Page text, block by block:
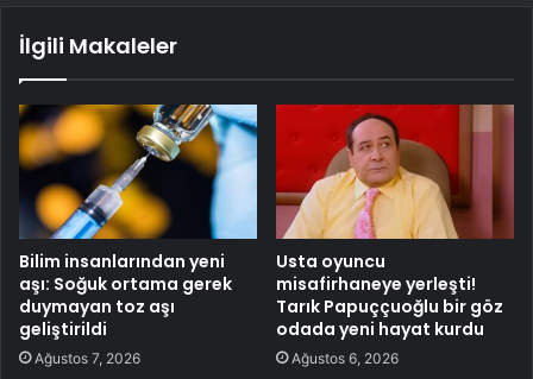
İlgili Makaleler
Bilim insanlarından yeni
aşı: Soğuk ortama gerek
duymayan toz aşı
geliştirildi
Ağustos 7, 2026
Usta oyuncu
misafirhaneye yerleşti!
Tarık Papuççuoğlu bir göz
odada yeni hayat kurdu
Ağustos 6, 2026